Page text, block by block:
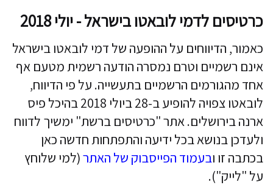
כרטיסים לדמי לובאטו בישראל - יולי 2018
כאמור, הדיווחים על ההופעה של דמי לובאטו בישראל
אינם רשמיים וטרם נמסרה הודעה רשמית מטעם אף
אחד מהגורמים הרשמיים בתעשייה. על פי הדיווח,
לובאטו צפויה להופיע ב-28 ביולי 2018 בהיכל פיס
ארנה בירושלים. אתר "כרטיסים ברשת" ימשיך לדווח
ולעדכן בנושא בכל ידיעה והתפתחות חדשה כאן
בכתבה זו ובעמוד הפייסבוק של האתר(למי שלוחץ
על "לייק").